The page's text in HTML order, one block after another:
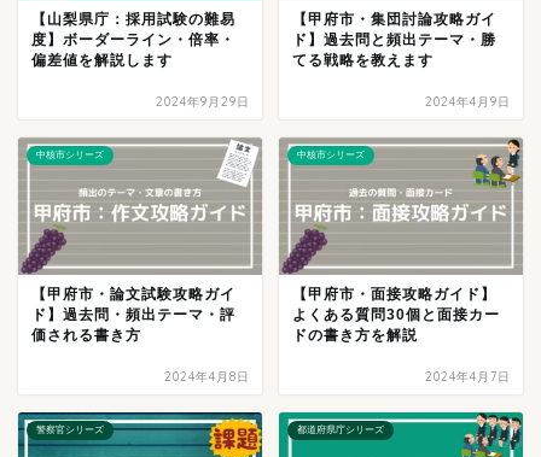
【山梨県庁：採用試験の難易
度】ボーダーライン・倍率・
偏差値を解説します
2024年9月29日
【甲府市・集団討論攻略ガイ
ド】過去問と頻出テーマ・勝
てる戦略を教えます
2024年4月9日
中核市シリーズ
【甲府市・論文試験攻略ガイ
ド】過去問・頻出テーマ・評
価される書き方
2024年4月8日
中核市シリーズ
【甲府市・面接攻略ガイド】
よくある質問30個と面接カー
ドの書き方を解説
2024年4月7日
警察官シリーズ 都道府県庁シリーズ